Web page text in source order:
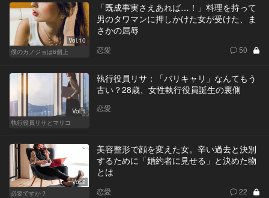
Vol.10
僕のカノジョは6個上
「既成事実さえあれば…！」料理を持って
男のタワマンに押しかけた女が受けた、ま
さかの屈辱
恋愛 50
Vol.1
執行役員リサとマリコ
執行役員リサ：「バリキャリ」なんてもう
古い？28歳、女性執行役員誕生の裏側
恋愛
Vol.2
必要ですか？
美容整形で顔を変えた女。辛い過去と決別
するために「婚約者に見せる」と決めた物
とは
恋愛 22